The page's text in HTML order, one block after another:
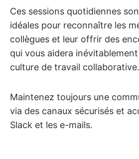
Ces sessions quotidiennes
idéales pour reconnaître les
collègues et leur offrir des
qui vous aidera
culture de travail collaborative.
Maintenez toujours une
via des canaux sécurisés et
Slack et les e-mails.